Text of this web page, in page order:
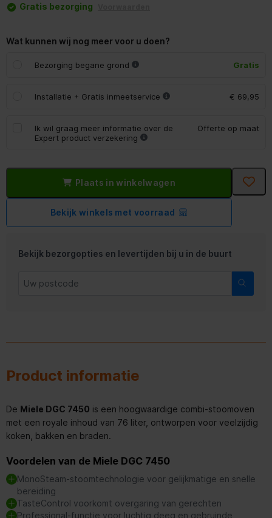
Gratis bezorging
Wat kunnen wij nog meer voor u doen?
Bezorging begane grond Gratis
Installatie + Gratis inmeetservice € 69,95
Ik wil graag meer informatie over de
Expert product verzekering
Offerte op maat
Plaats in winkelwagen
Bekijk winkels met voorraad
Bekijk bezorgopties en levertijden bij u in de buurt
Product informatie
De Miele DGC 7450 is een hoogwaardige combi-stoomoven
met een royale inhoud van 76 liter, ontworpen voor veelzijdig
koken, bakken en braden.
Voordelen van de Miele DGC 7450
MonoSteam-stoomtechnologie voor gelijkmatige en snelle
bereiding
TasteControl voorkomt overgaring van gerechten
Professional-functie voor luchtig deeg en gebruinde